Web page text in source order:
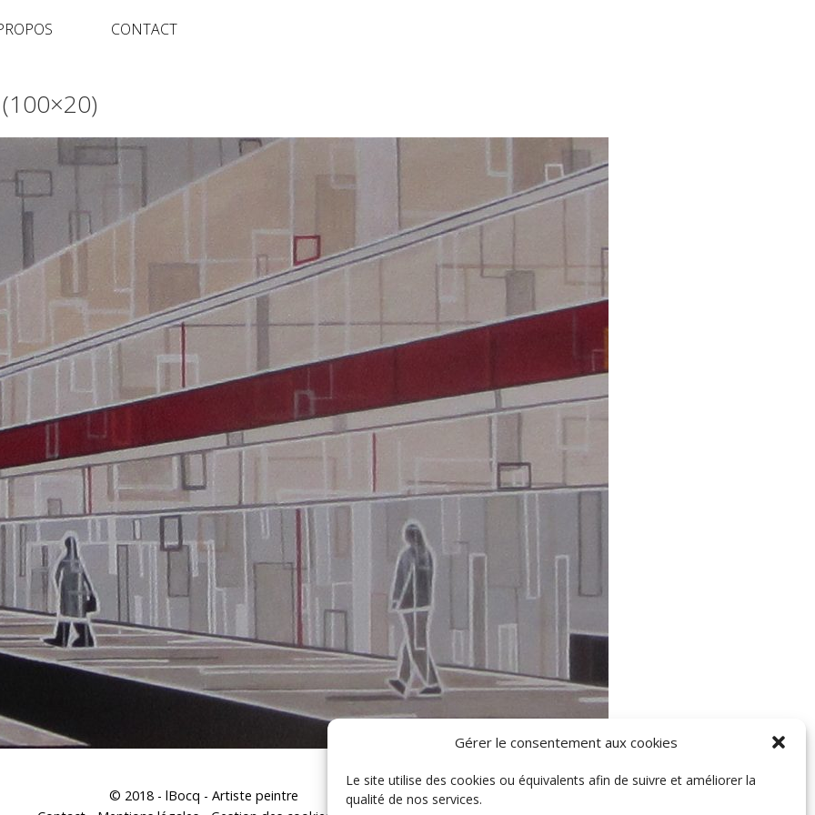
Gérer le consentement aux cookies
Le site utilise des cookies ou équivalents afin de suivre et améliorer la
qualité de nos services.
CONTACT
© 2018 - lBocq - Artiste peintre